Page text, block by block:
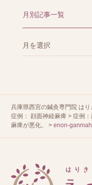
月別記事一覧
兵庫県西宮の鍼灸専門院 は
症例： 顔面神経麻痺 >症例
麻痺が悪化。
>enon-